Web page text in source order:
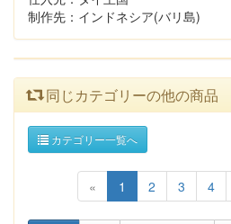
制作先：インドネシア(バリ島)
同じカテゴリーの他の商品
カテゴリー一覧へ
« 1 2 3 4